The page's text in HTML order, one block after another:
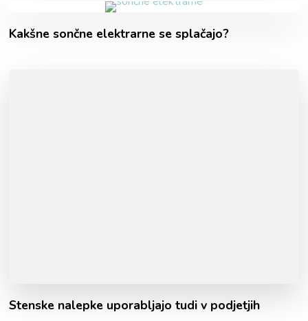
Kakšne sončne elektrarne se splačajo?
Stenske nalepke uporabljajo tudi v podjetjih